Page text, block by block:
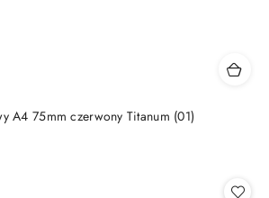
A4 75mm czerwony Titanum (01)